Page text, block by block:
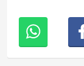
fehlerfrei sind.